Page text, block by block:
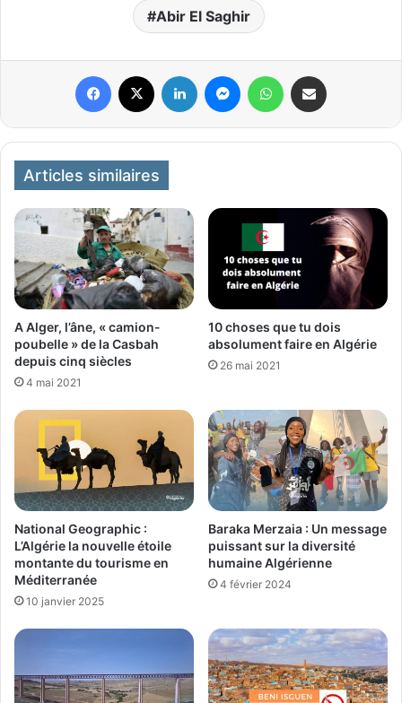
Abir El Saghir
Articles similaires
A Alger, l’âne, « camion-
poubelle » de la Casbah
depuis cinq siècles
4 mai 2021
10 choses que tu dois
absolument faire en Algérie
26 mai 2021
National Geographic :
L’Algérie la nouvelle étoile
montante du tourisme en
Méditerranée
10 janvier 2025
Baraka Merzaia : Un message
puissant sur la diversité
humaine Algérienne
4 février 2024